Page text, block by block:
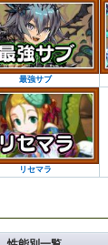
最強サブ
リセマラ